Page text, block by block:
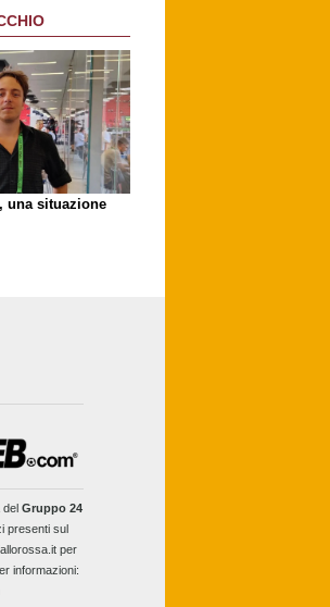
una situazione
Gruppo 24
presenti sul
per
informazioni: